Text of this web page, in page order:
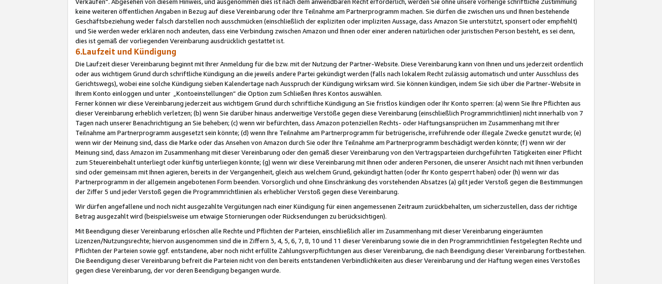
keine weiteren öffentlichen Angaben in Bezug auf diese Vereinbarung oder Ihre Teilnahme am Partnerprogramm machen. Sie dürfen die zwischen uns und Ihnen bestehende
Geschäftsbeziehung weder falsch darstellen noch ausschmücken (einschließlich der expliziten oder impliziten Aussage, dass Amazon Sie unterstützt, sponsert oder empfiehlt)
und Sie werden weder erklären noch andeuten, dass eine Verbindung zwischen Amazon und Ihnen oder einer anderen natürlichen oder juristischen Person besteht, es sei denn,
dies ist gemäß der vorliegenden Vereinbarung ausdrücklich gestattet ist.
6.Laufzeit und Kündigung
Die Laufzeit dieser Vereinbarung beginnt mit Ihrer Anmeldung für die bzw. mit der Nutzung der Partner-Website. Diese Vereinbarung kann von Ihnen und uns jederzeit ordentlich
oder aus wichtigem Grund durch schriftliche Kündigung an die jeweils andere Partei gekündigt werden (falls nach lokalem Recht zulässig automatisch und unter Ausschluss des
Gerichtswegs), wobei eine solche Kündigung sieben Kalendertage nach Ausspruch der Kündigung wirksam wird. Sie können kündigen, indem Sie sich über die Partner-Website in
Ihrem Konto einloggen und unter „Kontoeinstellungen“ die Option zum Schließen Ihres Kontos auswählen.
Ferner können wir diese Vereinbarung jederzeit aus wichtigem Grund durch schriftliche Kündigung an Sie fristlos kündigen oder Ihr Konto sperren: (a) wenn Sie Ihre Pflichten aus
dieser Vereinbarung erheblich verletzen; (b) wenn Sie darüber hinaus anderweitige Verstöße gegen diese Vereinbarung (einschließlich Programmrichtlinien) nicht innerhalb von 7
Tagen nach unserer Benachrichtigung an Sie beheben; (c) wenn wir befürchten, dass Amazon potenziellen Rechts- oder Haftungsansprüchen im Zusammenhang mit Ihrer
Teilnahme am Partnerprogramm ausgesetzt sein könnte; (d) wenn Ihre Teilnahme am Partnerprogramm für betrügerische, irreführende oder illegale Zwecke genutzt wurde; (e)
wenn wir der Meinung sind, dass die Marke oder das Ansehen von Amazon durch Sie oder Ihre Teilnahme am Partnerprogramm beschädigt werden könnte; (f) wenn wir der
Meinung sind, dass Amazon im Zusammenhang mit dieser Vereinbarung oder den gemäß dieser Vereinbarung von den Vertragsparteien durchgeführten Tätigkeiten einer Pflicht
zum Steuereinbehalt unterliegt oder künftig unterliegen könnte; (g) wenn wir diese Vereinbarung mit Ihnen oder anderen Personen, die unserer Ansicht nach mit Ihnen verbunden
sind oder gemeinsam mit Ihnen agieren, bereits in der Vergangenheit, gleich aus welchem Grund, gekündigt hatten (oder Ihr Konto gesperrt haben) oder (h) wenn wir das
Partnerprogramm in der allgemein angebotenen Form beenden. Vorsorglich und ohne Einschränkung des vorstehenden Absatzes (a) gilt jeder Verstoß gegen die Bestimmungen
der Ziffer 5 und jeder Verstoß gegen die Programmrichtlinien als erheblicher Verstoß gegen diese Vereinbarung.
Wir dürfen angefallene und noch nicht ausgezahlte Vergütungen nach einer Kündigung für einen angemessenen Zeitraum zurückbehalten, um sicherzustellen, dass der richtige
Betrag ausgezahlt wird (beispielsweise um etwaige Stornierungen oder Rücksendungen zu berücksichtigen).
Mit Beendigung dieser Vereinbarung erlöschen alle Rechte und Pflichten der Parteien, einschließlich aller im Zusammenhang mit dieser Vereinbarung eingeräumten
Lizenzen/Nutzungsrechte; hiervon ausgenommen sind die in Ziffern 3, 4, 5, 6, 7, 8, 10 und 11 dieser Vereinbarung sowie die in den Programmrichtlinien festgelegten Rechte und
Pflichten der Parteien sowie ggf. entstandene, aber noch nicht erfüllte Zahlungsverpflichtungen aus dieser Vereinbarung, die nach Beendigung dieser Vereinbarung fortbestehen.
Die Beendigung dieser Vereinbarung befreit die Parteien nicht von den bereits entstandenen Verbindlichkeiten aus dieser Vereinbarung und der Haftung wegen eines Verstoßes
gegen diese Vereinbarung, der vor deren Beendigung begangen wurde.